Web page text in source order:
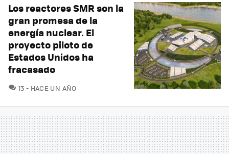
Los reactores SMR son la
gran promesa de la
energía nuclear. El
proyecto piloto de
Estados Unidos ha
fracasado
13 COMENTARIOS
HACE UN AÑO